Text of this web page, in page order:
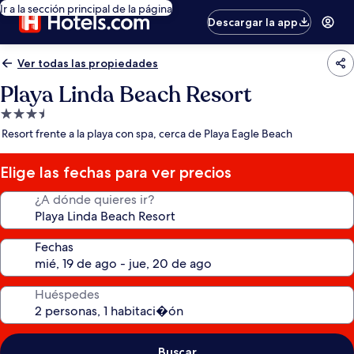
Ir a la sección principal de la página
Descargar la app
Ver todas las propiedades
Playa Linda Beach Resort
Propiedad
de
estrellas
Resort frente a la playa con spa, cerca de Playa Eagle Beach
Elige las fechas para ver precios
¿A dónde quieres ir?
Fechas
Huéspedes